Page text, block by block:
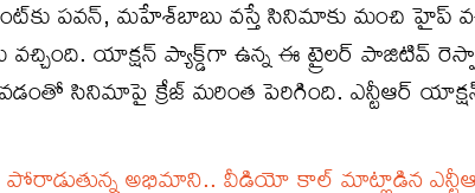
పవన్‌, మహేశ్‌బాబు వస్తే సినిమాకు మంచి హైప్‌
యాక్షన్ ప్యాక్డ్‌గా ఉన్న ఈ ట్రైలర్ పాజిటివ్
సినిమాపై క్రేజ్ మరింత పెరిగింది. ఎన్టీఆర్
పోరాడుతున్న అభిమాని.. వీడియో కాల్ మాట్లాడిన